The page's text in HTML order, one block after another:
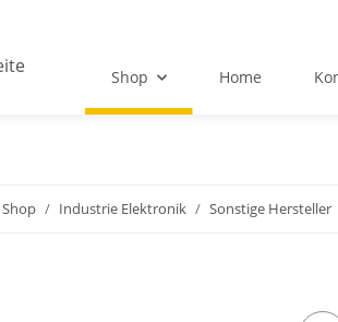
Shop Home
Shop Industrie Elektronik Sonstige Hersteller